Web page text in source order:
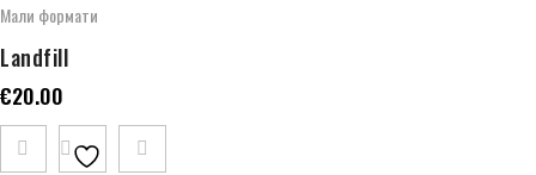
Мали формати
Landfill
€20.00